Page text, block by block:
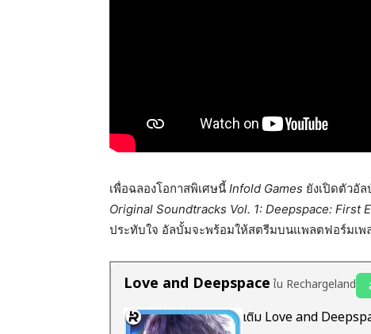
เพื่อฉลองโอกาสพิเศษนี้ Infold Games ยังเปิดตัวอั
Original Soundtracks Vol. 1: Deepspace: First
ประทับใจ อัลบั้มจะพร้อมให้สตรีมบนแพลตฟอร์มเพ